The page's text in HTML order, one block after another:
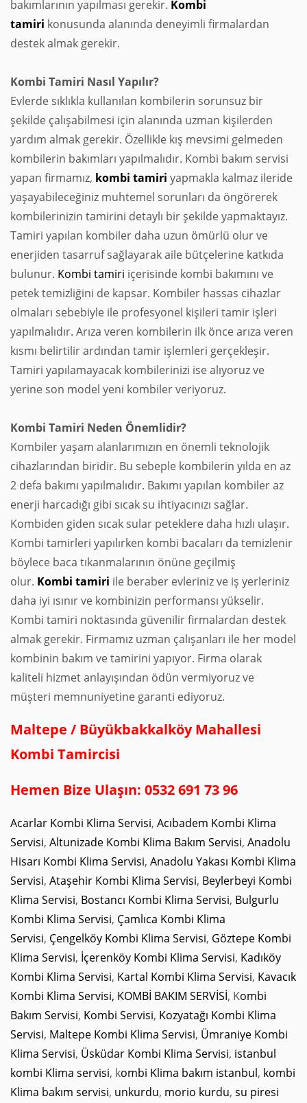
bakımlarının yapılması gerekir. Kombi
tamiri konusunda alanında deneyimli firmalardan
destek almak gerekir.
Kombi Tamiri Nasıl Yapılır?
Evlerde sıklıkla kullanılan kombilerin sorunsuz bir
şekilde çalışabilmesi için alanında uzman kişilerden
yardım almak gerekir. Özellikle kış mevsimi gelmeden
kombilerin bakımları yapılmalıdır. Kombi bakım servisi
yapan firmamız, kombi tamiri yapmakla kalmaz ileride
yaşayabileceğiniz muhtemel sorunları da öngörerek
kombilerinizin tamirini detaylı bir şekilde yapmaktayız.
Tamiri yapılan kombiler daha uzun ömürlü olur ve
enerjiden tasarruf sağlayarak aile bütçelerine katkıda
bulunur. Kombi tamiri içerisinde kombi bakımını ve
petek temizliğini de kapsar. Kombiler hassas cihazlar
olmaları sebebiyle ile profesyonel kişileri tamir işleri
yapılmalıdır. Arıza veren kombilerin ilk önce arıza veren
kısmı belirtilir ardından tamir işlemleri gerçekleşir.
Tamiri yapılamayacak kombilerinizi ise alıyoruz ve
yerine son model yeni kombiler veriyoruz.
Kombi Tamiri Neden Önemlidir?
Kombiler yaşam alanlarımızın en önemli teknolojik
cihazlarından biridir. Bu sebeple kombilerin yılda en az
2 defa bakımı yapılmalıdır. Bakımı yapılan kombiler az
enerji harcadığı gibi sıcak su ihtiyacınızı sağlar.
Kombiden giden sıcak sular peteklere daha hızlı ulaşır.
Kombi tamirleri yapılırken kombi bacaları da temizlenir
böylece baca tıkanmalarının önüne geçilmiş
olur. Kombi tamiri ile beraber evleriniz ve iş yerleriniz
daha iyi ısınır ve kombinizin performansı yükselir.
Kombi tamiri noktasında güvenilir firmalardan destek
almak gerekir. Firmamız uzman çalışanları ile her model
kombinin bakım ve tamirini yapıyor. Firma olarak
kaliteli hizmet anlayışından ödün vermiyoruz ve
müşteri memnuniyetine garanti ediyoruz.
Maltepe / Büyükbakkalköy Mahallesi
Kombi Tamircisi
Hemen Bize Ulaşın: 0532 691 73 96
Acarlar Kombi Klima Servisi, Acıbadem Kombi Klima
Servisi, Altunizade Kombi Klima Bakım Servisi, Anadolu
Hisarı Kombi Klima Servisi, Anadolu Yakası Kombi Klima
Servisi, Ataşehir Kombi Klima Servisi, Beylerbeyi Kombi
Klima Servisi, Bostancı Kombi Klima Servisi, Bulgurlu
Kombi Klima Servisi, Çamlıca Kombi Klima
Servisi, Çengelköy Kombi Klima Servisi, Göztepe Kombi
Klima Servisi, İçerenköy Kombi Klima Servisi, Kadıköy
Kombi Klima Servisi, Kartal Kombi Klima Servisi, Kavacık
Kombi Klima Servisi, KOMBİ BAKIM SERVİSİ, Kombi
Bakım Servisi, Kombi Servisi, Kozyatağı Kombi Klima
Servisi, Maltepe Kombi Klima Servisi, Ümraniye Kombi
Klima Servisi, Üsküdar Kombi Klima Servisi, istanbul
kombi Klima servisi, kombi Klima bakım istanbul, kombi
Klima bakım servisi, unkurdu, morio kurdu, su piresi